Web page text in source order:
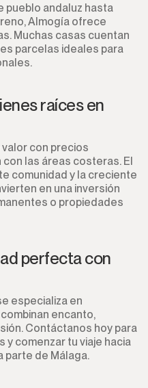
pueblo andaluz hasta
Almogía ofrece
Muchas casas cuentan
parcelas ideales para
raíces en
con precios
las áreas costeras. El
comunidad y la creciente
en una inversión
o propiedades
perfecta con
especializa en
encanto,
Contáctanos hoy para
y comenzar tu viaje hacia
parte de Málaga.